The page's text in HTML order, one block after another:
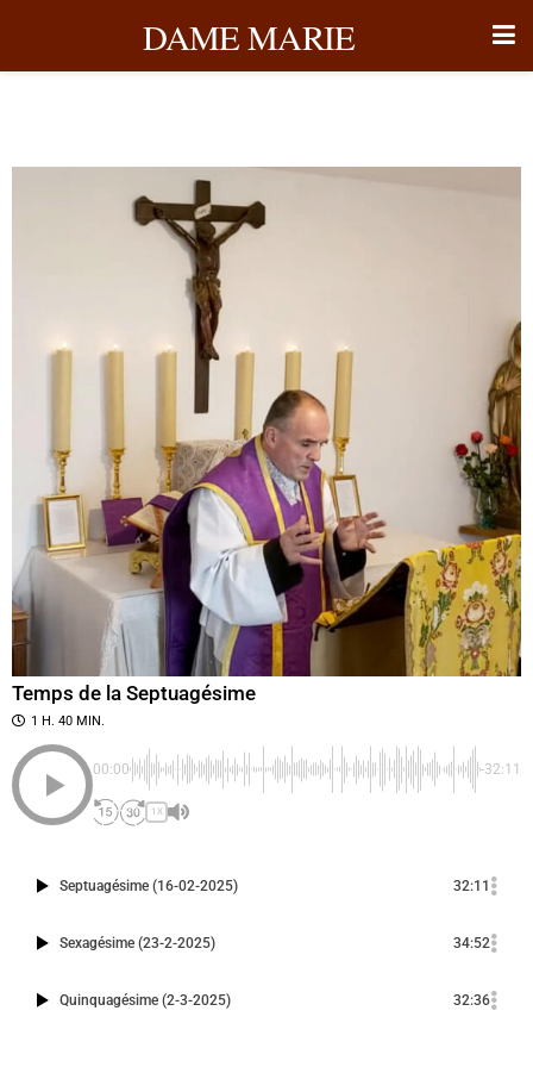
DAME MARIE
Temps de la Septuagésime
1 H. 40 MIN.
00:00 -32:11
1X
Septuagésime (16-02-2025) 32:11
Sexagésime (23-2-2025) 34:52
Quinquagésime (2-3-2025) 32:36